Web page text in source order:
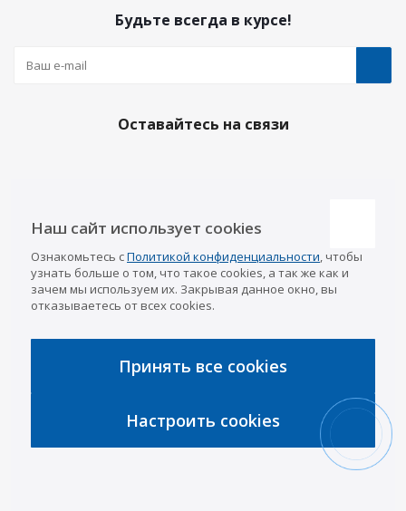
Будьте всегда в курсе!
Оставайтесь на связи
Казань
8 (843) 207-03-08
Уфа
8 (347) 258-84-87
8 (8352) 38-88-37
Интернет-магазин
info@a-pricep.ru
Наш сайт использует cookies
Ознакомьтесь сПолитикой конфиденциальности, чтобы
узнать больше о том, что такое cookies, а так же как и
зачем мы используем их. Закрывая данное окно, вы
отказываетесь от всех cookies.
Принять все cookies
Настроить cookies